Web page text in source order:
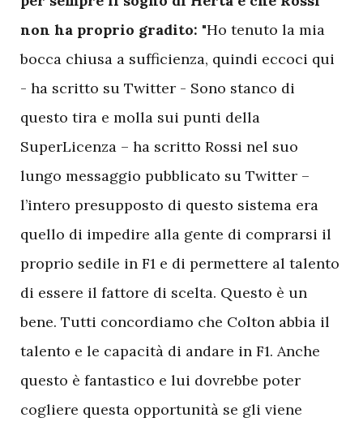
non ha proprio gradito: "Ho tenuto la mia
bocca chiusa a sufficienza, quindi eccoci qui
- ha scritto su Twitter - Sono stanco di
questo tira e molla sui punti della
SuperLicenza – ha scritto Rossi nel suo
lungo messaggio pubblicato su Twitter –
l’intero presupposto di questo sistema era
quello di impedire alla gente di comprarsi il
proprio sedile in F1 e di permettere al talento
di essere il fattore di scelta. Questo è un
bene. Tutti concordiamo che Colton abbia il
talento e le capacità di andare in F1. Anche
questo è fantastico e lui dovrebbe poter
cogliere questa opportunità se gli viene